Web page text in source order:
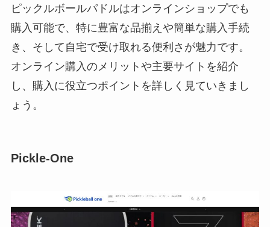
ピックルボールパドルはオンラインショップでも
購入可能で、特に豊富な品揃えや簡単な購入手続
き、そして自宅で受け取れる便利さが魅力です。
オンライン購入のメリットや主要サイトを紹介
し、購入に役立つポイントを詳しく見ていきまし
ょう。
Pickle-One